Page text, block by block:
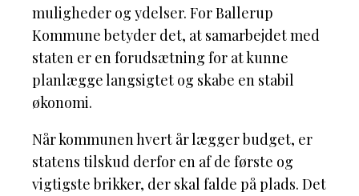
muligheder og ydelser. For Ballerup
Kommune betyder det, at samarbejdet med
staten er en forudsætning for at kunne
planlægge langsigtet og skabe en stabil
økonomi.
Når kommunen hvert år lægger budget, er
statens tilskud derfor en af de første og
vigtigste brikker, der skal falde på plads. Det